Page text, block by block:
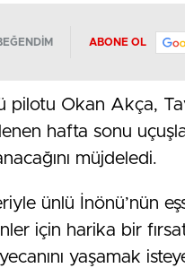
ABONE OL
pilotu Okan Akça,
hafta sonu
müjdeledi.
ünlü İnönü’nün
için harika bir
yaşamak